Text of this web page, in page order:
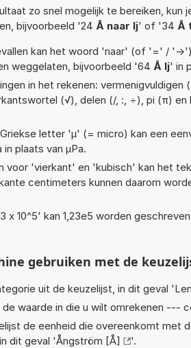
zo snel mogelijk te bereiken, kun
bijvoorbeeld '24 Å naar lj' of '34 Å
kan het woord 'naar' (of '=' / '-
weggelaten, bijvoorbeeld '64 Å lj' in
in het rekenen:
(√), delen (/, :, ÷), pi (π) en
letter 'µ' (= micro) kan een
plaats van µPa.
voor 'vierkant' en 'kubisch' kan het
centimeters kunnen daarom
x 10^5' kan 1,23e5 worden
gebruiken met de
uit de keuzelijst, in dit geval '
de waarde in die u wilt omrekenen ---
de eenheid die overeenkomt met
dit geval 'Ångström [Å]
'.